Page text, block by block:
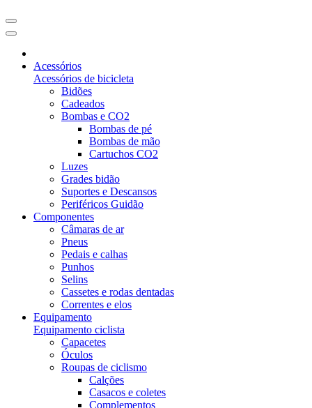
Acessórios
Acessórios de bicicleta
Bidões
Cadeados
Bombas e CO2
Bombas de pé
Bombas de mão
Cartuchos CO2
Luzes
Grades bidão
Suportes e Descansos
Periféricos Guidão
Componentes
Câmaras de ar
Pneus
Pedais e calhas
Punhos
Selins
Cassetes e rodas dentadas
Correntes e elos
Equipamento
Equipamento ciclista
Capacetes
Óculos
Roupas de ciclismo
Calções
Casacos e coletes
Complementos